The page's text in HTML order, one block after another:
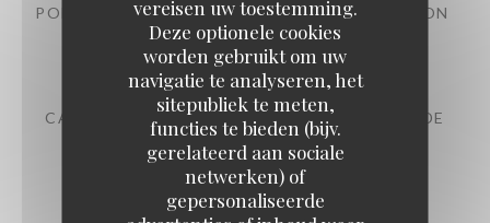
vereisen uw toestemming.
Deze optionele cookies
worden gebruikt om uw
navigatie te analyseren, het
sitepubliek te meten,
functies te bieden (bijv.
gerelateerd aan sociale
netwerken) of
gepersonaliseerde
POMMES GRENAILLE SMASHÉES , AÏOLI MAISON
10,00 EUR
CALAMARS FRITS , MAYONNAISE À L'ENCRE DE
SEICHE
18,00 EUR